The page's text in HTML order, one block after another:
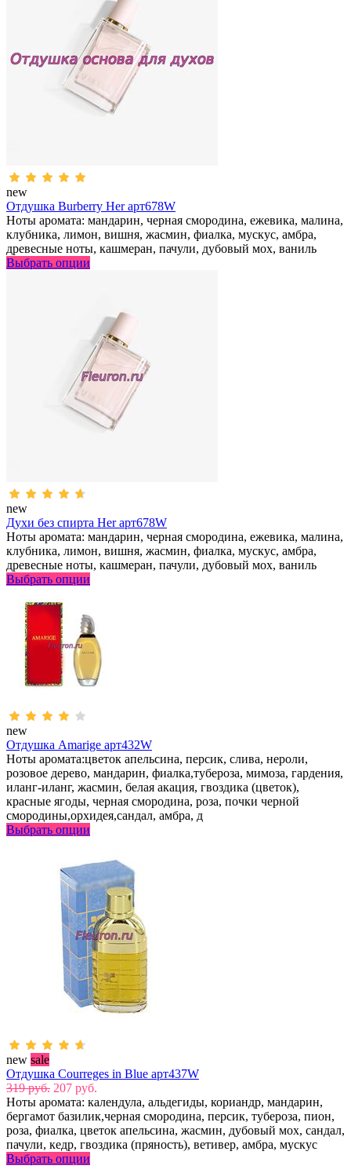
new
Отдушка Burberry Her арт678W
Ноты аромата: мандарин, черная смородина, ежевика, малина,
клубника, лимон, вишня, жасмин, фиалка, мускус, амбра,
древесные ноты, кашмеран, пачули, дубовый мох, ваниль
Выбрать опции
new
Духи без спирта Her арт678W
Ноты аромата: мандарин, черная смородина, ежевика, малина,
клубника, лимон, вишня, жасмин, фиалка, мускус, амбра,
древесные ноты, кашмеран, пачули, дубовый мох, ваниль
Выбрать опции
new
Отдушка Amarige арт432W
Ноты аромата:цветок апельсина, персик, слива, нероли,
розовое дерево, мандарин, фиалка,тубероза, мимоза, гардения,
иланг-иланг, жасмин, белая акация, гвоздика (цветок),
красные ягоды, черная смородина, роза, почки черной
смородины,орхидея,сандал, амбра, д
Выбрать опции
new sale
Отдушка Courreges in Blue арт437W
319 руб. 207 руб.
Ноты аромата: календула, альдегиды, кориандр, мандарин,
бергамот базилик,черная смородина, персик, тубероза, пион,
роза, фиалка, цветок апельсина, жасмин, дубовый мох, сандал,
пачули, кедр, гвоздика (пряность), ветивер, амбра, мускус
Выбрать опции